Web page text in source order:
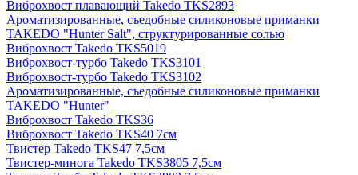
Виброхвост плавающий Takedo TKS2893
Ароматизированные, съедобные силиконовые приманки
TAKEDO "Hunter Salt", структурированные солью
Виброхвост Takedo TKS5019
Виброхвост-турбо Takedo TKS3101
Виброхвост-турбо Takedo TKS3102
Ароматизированные, съедобные силиконовые приманки
TAKEDO "Hunter"
Виброхвост Takedo TKS36
Виброхвост Takedo TKS40 7см
Твистер Takedo TKS47 7,5см
Твистер-минога Takedo TKS3805 7,5см